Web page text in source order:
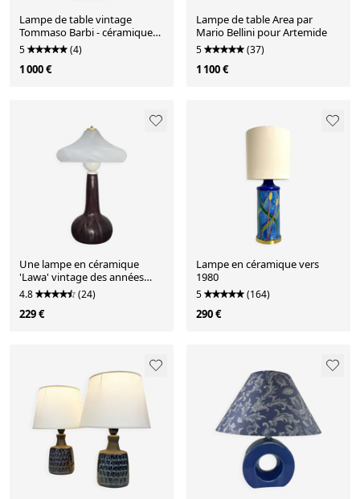
Lampe de table vintage
Tommaso Barbi - céramique
blanche, effet bambou, Italie
années 1970, faite main, style
Hollywood Regency, lampe de
5 (4)
1 000 €
Lampe de table Area par
Mario Bellini pour Artemide
5 (37)
1 100 €
Une lampe en céramique
'Lawa' vintage des années
1970.
4.8 (24)
229 €
Lampe en céramique vers
1980
5 (164)
290 €